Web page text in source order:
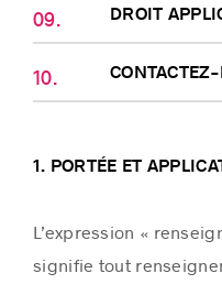
DROIT
1. PORTÉE ET
L’expression «
signifie tout